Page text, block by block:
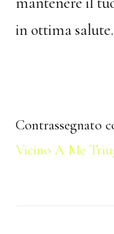
in ottima salute.
Contrassegnato
Vicino A Me